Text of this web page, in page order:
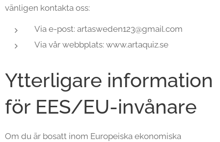
vänligen kontakta oss:
Via e-post: artasweden123@gmail.com
Via vår webbplats: www.artaquiz.se
Ytterligare information
för EES/EU-invånare
Om du är bosatt inom Europeiska ekonomiska